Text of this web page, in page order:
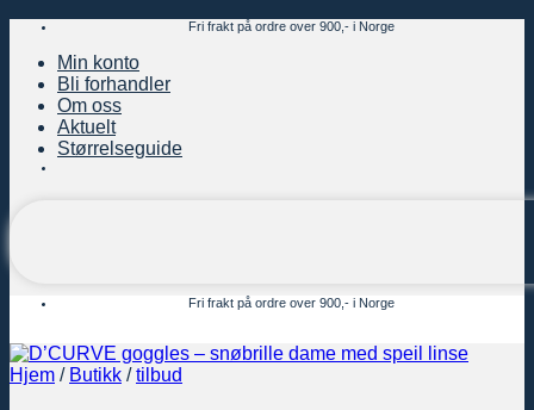
Skip
content
Fri frakt på ordre over 900,- i Norge
Min konto
Bli forhandler
Om oss
Aktuelt
Størrelseguide
Fri frakt på ordre over 900,- i Norge
Hjem / Butikk / tilbud